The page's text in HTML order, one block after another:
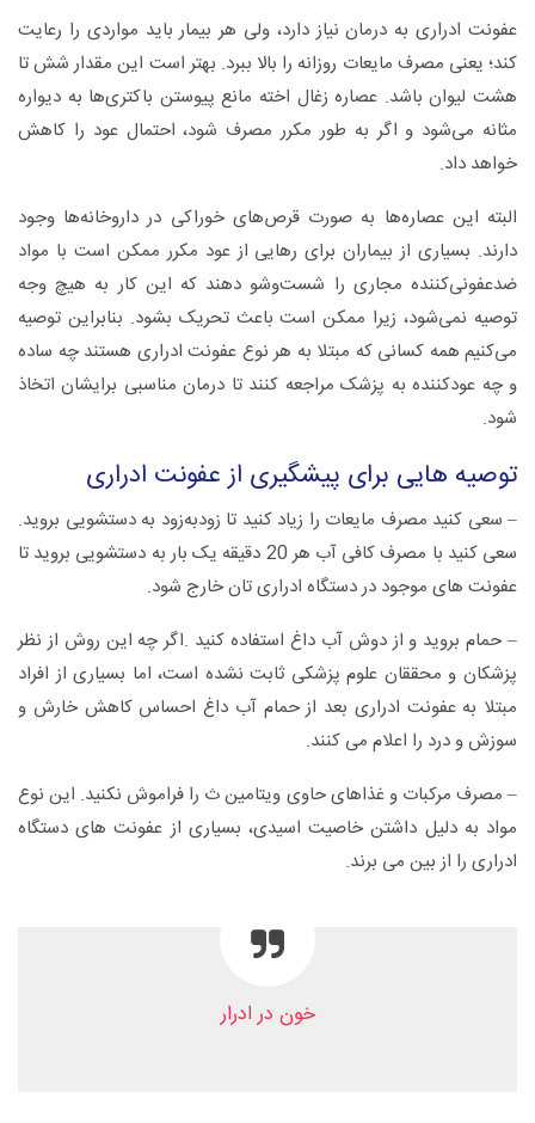
عفونت‌ ادراری به درمان نیاز دارد، ولی هر بیمار باید مواردی را رعایت
کند؛ یعنی مصرف مایعات روزانه را بالا ببرد. بهتر است این مقدار شش تا
هشت لیوان باشد. عصاره زغال اخته مانع پیوستن باکتری‌ها به دیواره
مثانه می‌شود و اگر به طور مکرر مصرف شود، احتمال عود را کاهش
خواهد داد.
البته این عصاره‌ها به صورت قرص‌های خوراکی در داروخانه‌ها وجود
دارند. بسیاری از بیماران برای رهایی از عود مکرر ممکن است با مواد
ضدعفونی‌کننده مجاری را شست‌وشو دهند که این کار به هیچ وجه
توصیه نمی‌شود، زیرا ممکن است باعث تحریک بشود. بنابراین توصیه
می‌کنیم همه کسانی که مبتلا به هر نوع عفونت ادراری هستند چه ساده
و چه عودکننده به پزشک مراجعه کنند تا درمان مناسبی برایشان اتخاذ
شود.
توصیه هایی برای پیشگیری از عفونت ادراری
– سعی کنید مصرف مایعات را زیاد کنید تا زودبه‌زود به دستشویی بروید.
سعی کنید با مصرف کافی آب هر 20 دقیقه یک بار به دستشویی بروید تا
عفونت های موجود در دستگاه ادراری تان خارج شود.
– حمام بروید و از دوش آب داغ استفاده کنید .اگر چه این روش از نظر
پزشکان و محققان علوم پزشکی ثابت نشده است، اما بسیاری از افراد
مبتلا به عفونت ادراری بعد از حمام آب داغ احساس کاهش خارش و
سوزش و درد را اعلام می کنند.
– مصرف مرکبات و غذاهای حاوی ویتامین ث را فراموش نکنید. این نوع
مواد به دلیل داشتن خاصیت اسیدی، بسیاری از عفونت های دستگاه
ادراری را از بین می برند.
خون در ادرار